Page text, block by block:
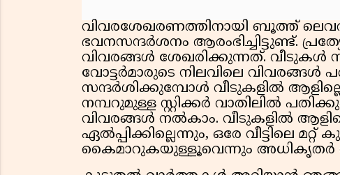
വിവരശേഖരണത്തിനായി ബൂത്ത്
ഭവനസന്ദർശനം ആരംഭിച്ചിട്ടുണ്ട്.
വിവരങ്ങൾ ശേഖരിക്കുന്നത്. വീടുകൾ
വോട്ടർമാരുടെ നിലവിലെ വിവരങ്ങൾ
സന്ദർശിക്കുമ്പോൾ വീടുകളിൽ
നമ്പറുമുള്ള സ്റ്റിക്കർ വാതിലിൽ
വിവരങ്ങൾ നൽകാം. വീടുകളിൽ
ഏൽപ്പിക്കില്ലെന്നും, ഒരേ വീട്ടിലെ
കൈമാറുകയുള്ളൂവെന്നും അധികൃതർ